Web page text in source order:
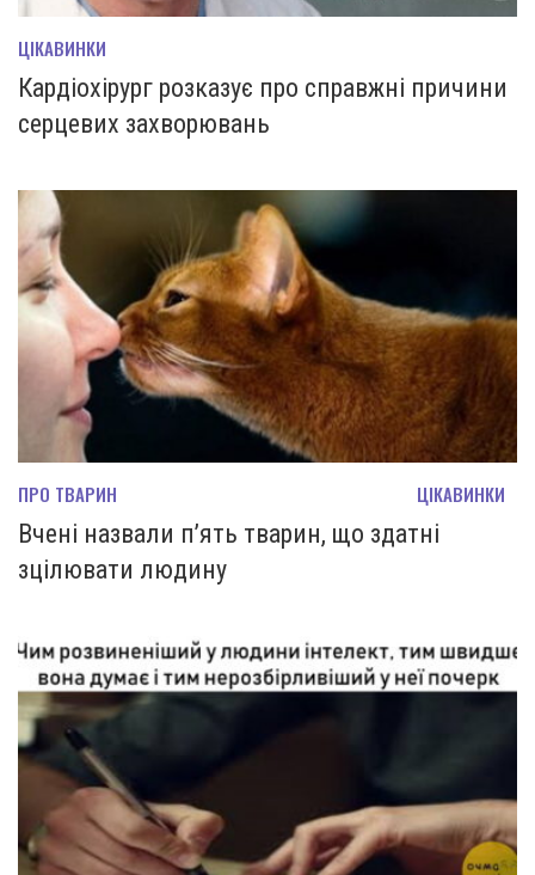
ЦІКАВИНКИ
Кардіохірург розказує про справжні причини
серцевих захворювань
ПРО ТВАРИН ЦІКАВИНКИ
Вчені назвали п’ять тварин, що здатні
зцілювати людину